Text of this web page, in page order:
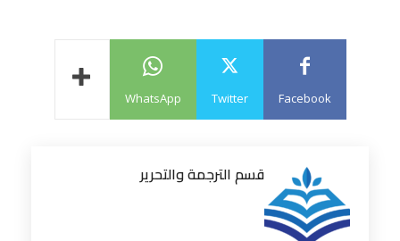
Facebook
Twitter
WhatsApp
قسم الترجمة والتحرير